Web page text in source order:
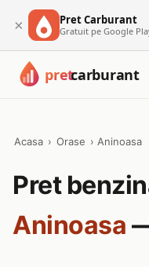
× Pret Carburant
Gratuit pe Google
Acasa › Orase › Aninoasa
Pret
Aninoasa